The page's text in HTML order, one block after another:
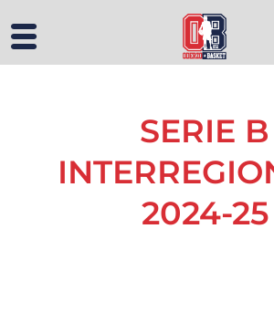
SERIE B
2024-25